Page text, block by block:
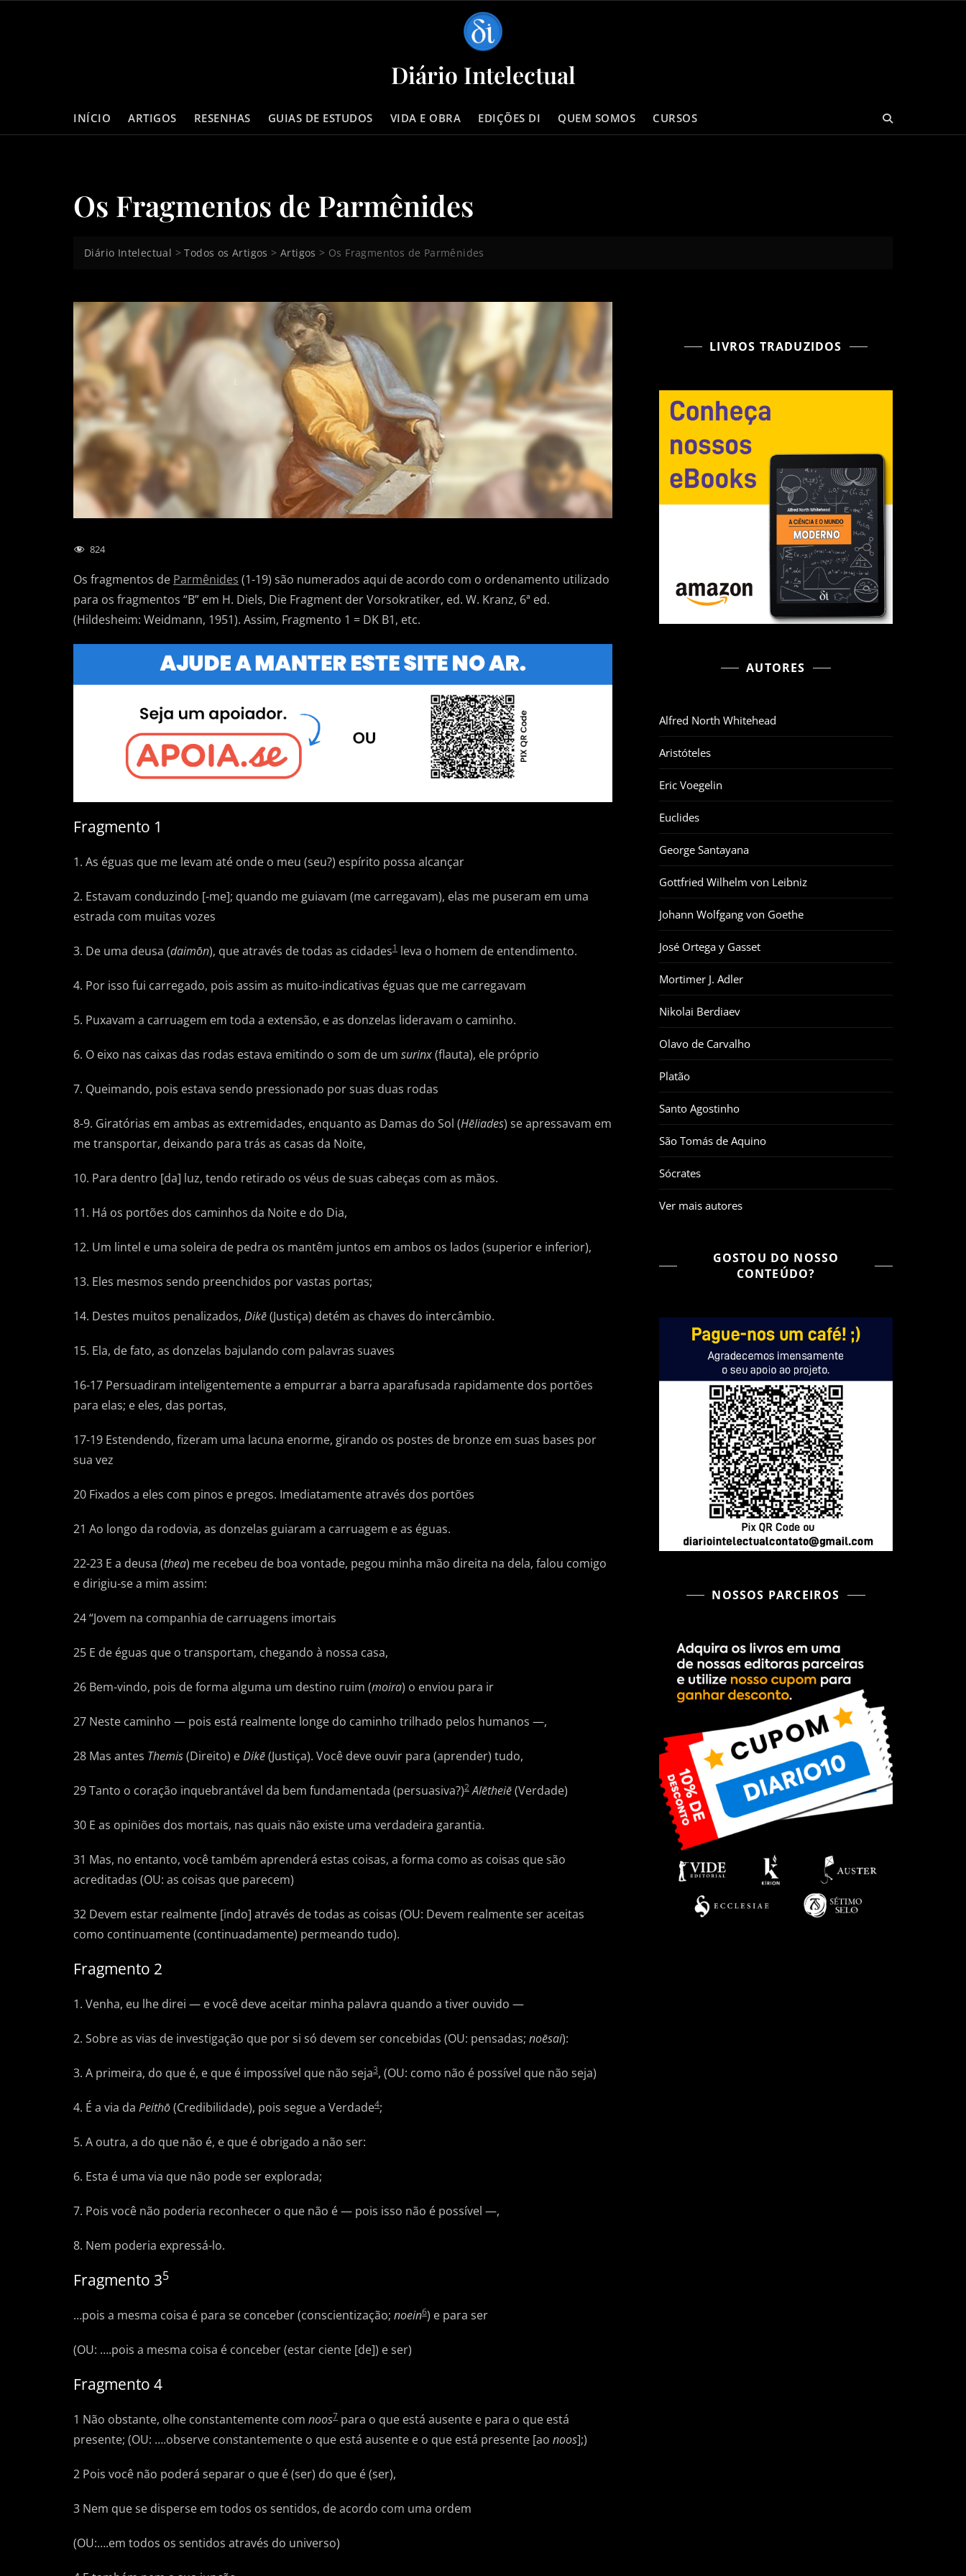
Diário Intelectual
INÍCIO ARTIGOS RESENHAS GUIAS DE ESTUDOS VIDA E OBRA EDIÇÕES DI QUEM SOMOS CURSOS
Os Fragmentos de Parmênides
Diário Intelectual >Todos os Artigos >Artigos > Os Fragmentos de Parmênides
824
Os fragmentos de Parmênides (1-19) são numerados aqui de acordo com o ordenamento utilizado
para os fragmentos “B” em H. Diels, Die Fragment der Vorsokratiker, ed. W. Kranz, 6ª ed.
(Hildesheim: Weidmann, 1951). Assim, Fragmento 1 = DK B1, etc.
Fragmento 1
1. As éguas que me levam até onde o meu (seu?) espírito possa alcançar
2. Estavam conduzindo [-me]; quando me guiavam (me carregavam), elas me puseram em uma
estrada com muitas vozes
3. De uma deusa (daimōn), que através de todas as cidades1 leva o homem de entendimento.
4. Por isso fui carregado, pois assim as muito-indicativas éguas que me carregavam
5. Puxavam a carruagem em toda a extensão, e as donzelas lideravam o caminho.
6. O eixo nas caixas das rodas estava emitindo o som de um surinx(flauta), ele próprio
7. Queimando, pois estava sendo pressionado por suas duas rodas
8-9. Giratórias em ambas as extremidades, enquanto as Damas do Sol (Hēliades) se apressavam em
me transportar, deixando para trás as casas da Noite,
10. Para dentro [da] luz, tendo retirado os véus de suas cabeças com as mãos.
11. Há os portões dos caminhos da Noite e do Dia,
12. Um lintel e uma soleira de pedra os mantêm juntos em ambos os lados (superior e inferior),
13. Eles mesmos sendo preenchidos por vastas portas;
14. Destes muitos penalizados, Dikē(Justiça) detém as chaves do intercâmbio.
15. Ela, de fato, as donzelas bajulando com palavras suaves
16-17 Persuadiram inteligentemente a empurrar a barra aparafusada rapidamente dos portões
para elas; e eles, das portas,
17-19 Estendendo, fizeram uma lacuna enorme, girando os postes de bronze em suas bases por
sua vez
20 Fixados a eles com pinos e pregos. Imediatamente através dos portões
21 Ao longo da rodovia, as donzelas guiaram a carruagem e as éguas.
22-23 E a deusa (thea) me recebeu de boa vontade, pegou minha mão direita na dela, falou comigo
e dirigiu-se a mim assim:
24 “Jovem na companhia de carruagens imortais
25 E de éguas que o transportam, chegando à nossa casa,
26 Bem-vindo, pois de forma alguma um destino ruim (moira) o enviou para ir
27 Neste caminho — pois está realmente longe do caminho trilhado pelos humanos —,
28 Mas antes Themis(Direito) eDikē(Justiça). Você deve ouvir para (aprender) tudo,
29 Tanto o coração inquebrantável da bem fundamentada (persuasiva?)2 Alētheiē(Verdade)
30 E as opiniões dos mortais, nas quais não existe uma verdadeira garantia.
31 Mas, no entanto, você também aprenderá estas coisas, a forma como as coisas que são
acreditadas (OU: as coisas que parecem)
32 Devem estar realmente [indo] através de todas as coisas (OU: Devem realmente ser aceitas
como continuamente (continuadamente) permeando tudo).
Fragmento 2
1. Venha, eu lhe direi — e você deve aceitar minha palavra quando a tiver ouvido —
2. Sobre as vias de investigação que por si só devem ser concebidas (OU: pensadas; noēsai):
3. A primeira, do que é, e que é impossível que não seja3, (OU: como não é possível que não seja)
4. É a via da Peithō(Credibilidade), pois segue a Verdade4;
5. A outra, a do que não é, e que é obrigado a não ser:
6. Esta é uma via que não pode ser explorada;
7. Pois você não poderia reconhecer o que não é — pois isso não é possível —,
8. Nem poderia expressá-lo.
Fragmento 35
…pois a mesma coisa é para se conceber (conscientização; noein6) e para ser
(OU: ….pois a mesma coisa é conceber (estar ciente [de]) e ser)
Fragmento 4
1 Não obstante, olhe constantemente com noos7 para o que está ausente e para o que está
presente; (OU: ….observe constantemente o que está ausente e o que está presente [ao noos];)
2 Pois você não poderá separar o que é (ser) do que é (ser),
3 Nem que se disperse em todos os sentidos, de acordo com uma ordem
(OU:….em todos os sentidos através do universo)
LIVROS TRADUZIDOS
AUTORES
Alfred North Whitehead
Aristóteles
Eric Voegelin
Euclides
George Santayana
Gottfried Wilhelm von Leibniz
Johann Wolfgang von Goethe
José Ortega y Gasset
Mortimer J. Adler
Nikolai Berdiaev
Olavo de Carvalho
Platão
Santo Agostinho
São Tomás de Aquino
Sócrates
Ver mais autores
GOSTOU DO NOSSO
CONTEÚDO?
NOSSOS PARCEIROS